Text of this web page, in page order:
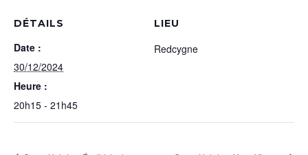
DÉTAILS
Date :
30/12/2024
Heure :
20h15 - 21h45
LIEU
Redcygne